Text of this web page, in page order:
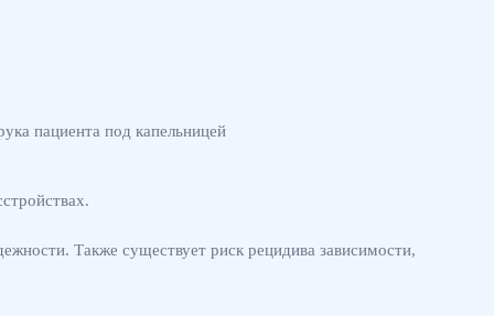
Также существует риск рецидива зависимости,